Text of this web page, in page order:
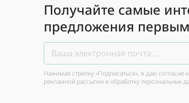
Получайте самые
предложения
Нажимая стрелку «Подписаться», я даю согласие
рекламной рассылки и обработку персональных